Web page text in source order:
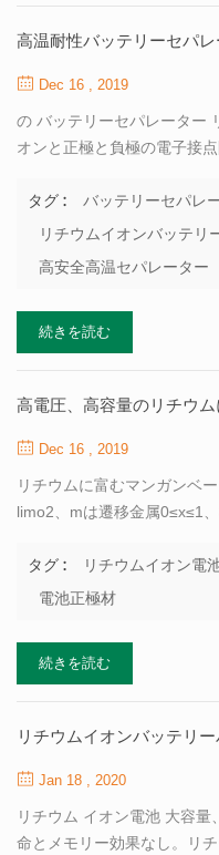
ステム または、電極/電解質
です。経済的には、後者が
性を改善するためのそのよ
機リン、炭酸塩、硫...
高温耐性バッテリーセパレ
Dec 16 , 2019
の バッテリーセパレーター
オンと正極と負極の電子接
テリーをサポートする重要
を使用する場合、電池が過
り、電池の正極と負極の接
す。熱暴走、さらには爆発
ポリオレフィンセパレータ
ー性能比を制限します。し
です 高安全高温セパレータ
タグ :
バッテリーセパレ
リチウムイオンバッテリ
高安全高温セパレーター
続きを読む
高電圧、高容量のリチウ
Dec 16 , 2019
リチウムに富むマンガンベ
limo2、mは遷移金属0≤x≤1
であるため、リチウム電池
らに、この材料には大量の
です。したがって、xli [li1 /
次世代の理想的な素材とし
むマンガンベースの材料を
プロセスを使用して調製...
タグ : リチウムイオン電
電池正極材
続きを読む
リチウムイオンバッテリ
Jan 18 , 2020
リチウム イオン電池 大容
命とメモリー効果なし。リ